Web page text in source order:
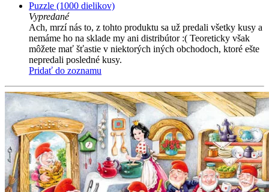
Puzzle (1000 dielikov)
Vypredané
Ach, mrzí nás to, z tohto produktu sa už predali všetky kusy a
nemáme ho na sklade my ani distribútor :( Teoreticky však
môžete mať šťastie v niektorých iných obchodoch, ktoré ešte
nepredali posledné kusy.
Pridať do zoznamu